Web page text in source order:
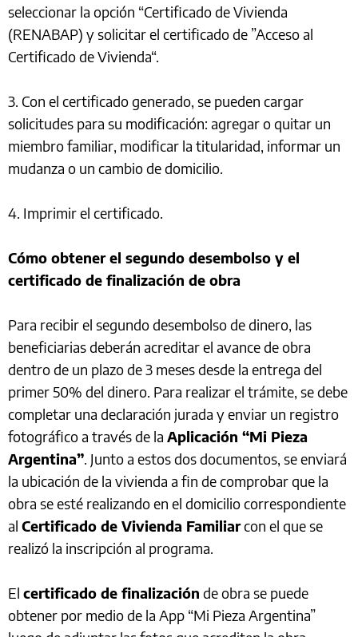
seleccionar la opción “Certificado de Vivienda
(RENABAP) y solicitar el certificado de ”Acceso al
Certificado de Vivienda“.
3. Con el certificado generado, se pueden cargar
solicitudes para su modificación: agregar o quitar un
miembro familiar, modificar la titularidad, informar un
mudanza o un cambio de domicilio.
4. Imprimir el certificado.
Cómo obtener el segundo desembolso y el
certificado de finalización de obra
Para recibir el segundo desembolso de dinero, las
beneficiarias deberán acreditar el avance de obra
dentro de un plazo de 3 meses desde la entrega del
primer 50% del dinero. Para realizar el trámite, se debe
completar una declaración jurada y enviar un registro
fotográfico a través de la Aplicación “Mi Pieza
Argentina”. Junto a estos dos documentos, se enviará
la ubicación de la vivienda a fin de comprobar que la
obra se esté realizando en el domicilio correspondiente
al Certificado de Vivienda Familiarcon el que se
realizó la inscripción al programa.
El certificado de finalización de obra se puede
obtener por medio de la App “Mi Pieza Argentina”